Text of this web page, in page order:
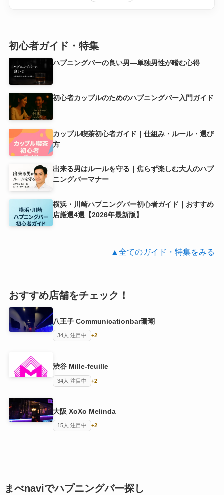
初心者ガイド・特集
ハプニングバーの良い男―単独男性が嗜む心得
初心者カップルのためのハプニングバー入門ガイド
カップル喫茶初心者ガイド｜仕組み・ルール・選び
方
出来る男はルールを守る｜焦らず楽しむ大人のハプ
ニングバーマナー
横浜・川崎ハプニングバー初心者ガイド｜おすすめ
店厳選4選【2026年最新版】
▲全てのガイド・特集をみる
おすすめ店舗をチェック！
八王子 Communicationbar珊瑚
34人 注目中 +2
渋谷 Mille-feuille
34人 注目中 +2
大阪 XoXo Melinda
15人 注目中 +2
まべnaviでハプニングバー探し